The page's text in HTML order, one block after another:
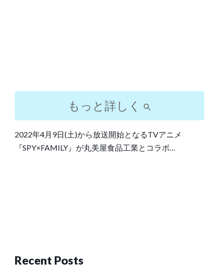
もっと詳しく
2022年4月9日(土)から放送開始となるTVアニメ
『SPY×FAMILY』が丸美屋食品工業とコラボ…
Recent Posts